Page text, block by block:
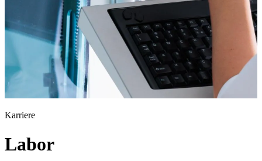
Karriere
Labor